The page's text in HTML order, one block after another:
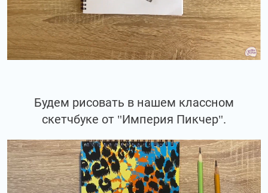
Будем рисовать в нашем классном
скетчбуке от "Империя Пикчер".